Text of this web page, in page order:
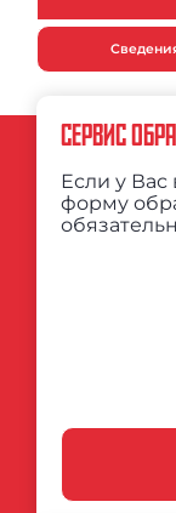
СЕРВИС
Если у
форму